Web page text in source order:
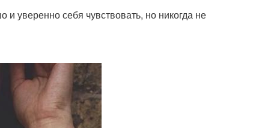
уверенно себя чувствовать, но никогда не